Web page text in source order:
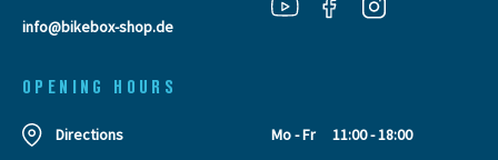
info@bikebox-shop.de
OPENING HOURS
Directions Mo - Fr
11:00 - 18:00